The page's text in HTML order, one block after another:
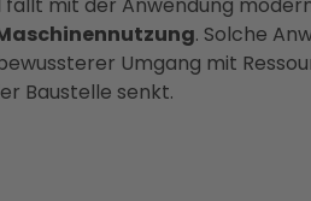
. Solche
Umgang mit
Baustelle senkt.